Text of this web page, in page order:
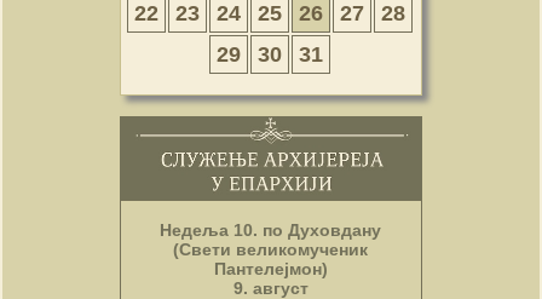
22
23 24 25 26 27
28
29
30 31
Недеља 10. по Духовдану
(Свети великомученик
Пантелејмон)
9. август